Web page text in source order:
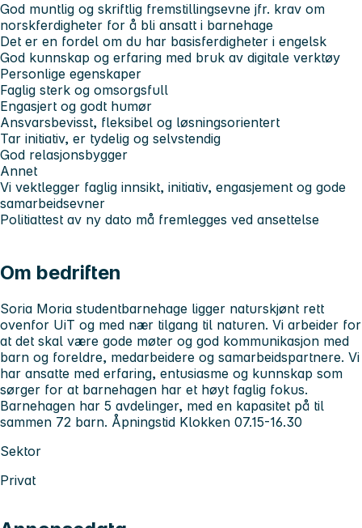
God muntlig og skriftlig fremstillingsevne jfr. krav om
norskferdigheter for å bli ansatt i barnehage
Det er en fordel om du har basisferdigheter i engelsk
God kunnskap og erfaring med bruk av digitale verktøy
Personlige egenskaper
Faglig sterk og omsorgsfull
Engasjert og godt humør
Ansvarsbevisst, fleksibel og løsningsorientert
Tar initiativ, er tydelig og selvstendig
God relasjonsbygger
Annet
Vi vektlegger faglig innsikt, initiativ, engasjement og gode
samarbeidsevner
Politiattest av ny dato må fremlegges ved ansettelse
Om bedriften
Soria Moria studentbarnehage ligger naturskjønt rett
ovenfor UiT og med nær tilgang til naturen. Vi arbeider for
at det skal være gode møter og god kommunikasjon med
barn og foreldre, medarbeidere og samarbeidspartnere. Vi
har ansatte med erfaring, entusiasme og kunnskap som
sørger for at barnehagen har et høyt faglig fokus.
Barnehagen har 5 avdelinger, med en kapasitet på til
sammen 72 barn. Åpningstid Klokken 07.15-16.30
Sektor
Privat